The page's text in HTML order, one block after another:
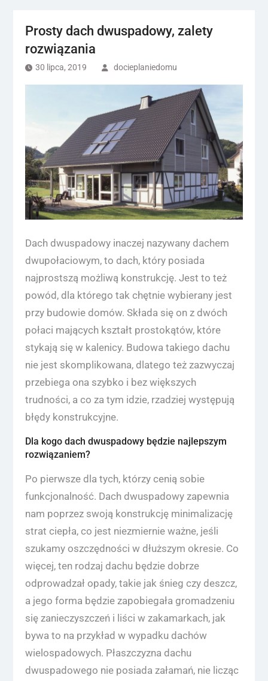
Prosty dach dwuspadowy, zalety
rozwiązania
30 lipca, 2019 docieplaniedomu
Dach dwuspadowy inaczej nazywany dachem
dwupołaciowym, to dach, który posiada
najprostszą możliwą konstrukcję. Jest to też
powód, dla którego tak chętnie wybierany jest
przy budowie domów. Składa się on z dwóch
połaci mających kształt prostokątów, które
stykają się w kalenicy. Budowa takiego dachu
nie jest skomplikowana, dlatego też zazwyczaj
przebiega ona szybko i bez większych
trudności, a co za tym idzie, rzadziej występują
błędy konstrukcyjne.
Dla kogo dach dwuspadowy będzie najlepszym
rozwiązaniem?
Po pierwsze dla tych, którzy cenią sobie
funkcjonalność. Dach dwuspadowy zapewnia
nam poprzez swoją konstrukcję minimalizację
strat ciepła, co jest niezmiernie ważne, jeśli
szukamy oszczędności w dłuższym okresie. Co
więcej, ten rodzaj dachu będzie dobrze
odprowadzał opady, takie jak śnieg czy deszcz,
a jego forma będzie zapobiegała gromadzeniu
się zanieczyszczeń i liści w zakamarkach, jak
bywa to na przykład w wypadku dachów
wielospadowych. Płaszczyzna dachu
dwuspadowego nie posiada załamań, nie licząc